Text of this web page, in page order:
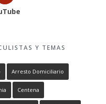
Y TEMAS
Arresto Domiciliario
Centena